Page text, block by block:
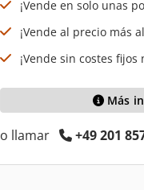
¡Vende en solo unas
¡Vende al precio más
¡Vende sin costes fijos
Más
o llamar +49 201